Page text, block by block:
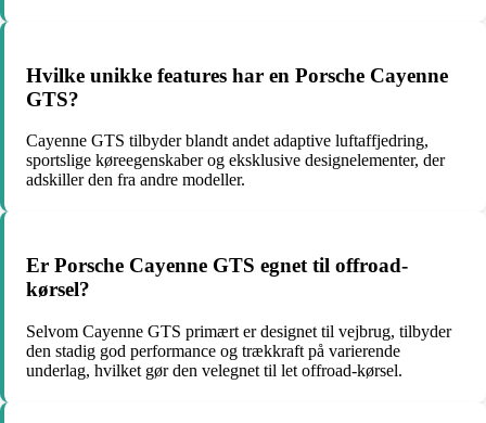
Hvilke unikke features har en Porsche Cayenne
GTS?
Cayenne GTS tilbyder blandt andet adaptive luftaffjedring,
sportslige køreegenskaber og eksklusive designelementer, der
adskiller den fra andre modeller.
Er Porsche Cayenne GTS egnet til offroad-
kørsel?
Selvom Cayenne GTS primært er designet til vejbrug, tilbyder
den stadig god performance og trækkraft på varierende
underlag, hvilket gør den velegnet til let offroad-kørsel.